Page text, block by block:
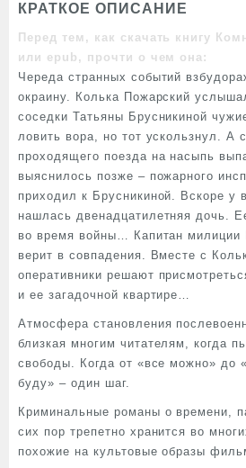
КРАТКОЕ ОПИСАНИЕ
Перед тем, как скачать книгу
или epub, прочти о чем она:
Череда странных событий
окраину. Колька Пожарский
соседки Татьяны Брусникиной
ловить вора, но тот ускользнул. А
проходящего поезда на насыпь
выяснилось позже – пожарного
приходил к Брусникиной. Вскоре у
нашлась двенадцатилетняя дочь.
во время войны… Капитан милиции
верит в совпадения. Вместе с
оперативники решают
и ее загадочной квартире…
Атмосфера становления
близкая многим читателям, когда
свободы. Когда от «все можно» до
буду» – один шаг.
Криминальные романы о времени,
сих пор трепетно хранится во
похожие на культовые образы